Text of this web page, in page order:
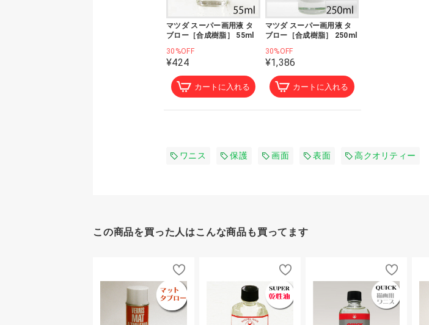
マツダ スーパー画用液 タ
ブロー［合成樹脂］ 55ml
30%OFF
¥424
カートに入れる
マツダ スーパー画用液 タ
ブロー［合成樹脂］ 250ml
30%OFF
¥1,386
カートに入れる
ワニス 保護 画面 表面 高クオリティー
この商品を買った人はこんな商品も買ってます